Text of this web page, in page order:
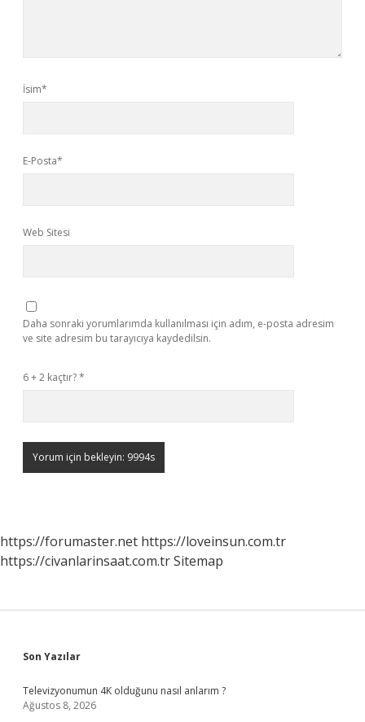
İsim*
E-Posta*
Web Sitesi
Daha sonraki yorumlarımda kullanılması için adım, e-posta adresim
ve site adresim bu tarayıcıya kaydedilsin.
6 + 2 kaçtır?*
https://forumaster.net https://loveinsun.com.tr
https://civanlarinsaat.com.trSitemap
Sidebar
Son Yazılar
Televizyonumun 4K olduğunu nasıl anlarım ?
Ağustos 8, 2026